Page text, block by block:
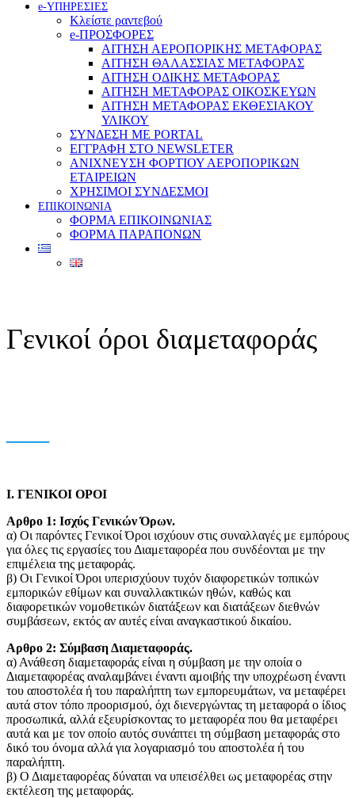
e-ΥΠΗΡΕΣΙΕΣ
Κλείστε ραντεβού
e-ΠΡΟΣΦΟΡΕΣ
ΑΙΤΗΣΗ ΑΕΡΟΠΟΡΙΚΗΣ ΜΕΤΑΦΟΡΑΣ
ΑΙΤΗΣΗ ΘΑΛΑΣΣΙΑΣ ΜΕΤΑΦΟΡΑΣ
ΑΙΤΗΣΗ ΟΔΙΚΗΣ ΜΕΤΑΦΟΡΑΣ
ΑΙΤΗΣΗ ΜΕΤΑΦΟΡΑΣ ΟΙΚΟΣΚΕΥΩΝ
ΑΙΤΗΣΗ ΜΕΤΑΦΟΡΑΣ ΕΚΘΕΣΙΑΚΟΥ
ΥΛΙΚΟΥ
ΣΥΝΔΕΣΗ ΜΕ PORTAL
ΕΓΓΡΑΦΗ ΣΤΟ NEWSLETER
ΑΝΙΧΝΕΥΣΗ ΦΟΡΤΙΟΥ ΑΕΡΟΠΟΡΙΚΩΝ
ΕΤΑΙΡΕΙΩΝ
ΧΡΗΣΙΜΟΙ ΣΥΝΔΕΣΜΟΙ
ΕΠΙΚΟΙΝΩΝΙΑ
ΦΟΡΜΑ ΕΠΙΚΟΙΝΩΝΙΑΣ
ΦΟΡΜΑ ΠΑΡΑΠΟΝΩΝ
Γενικοί όροι διαμεταφοράς
I. ΓENIKOI ΟΡΟΙ
Aρθρο 1: Ισχύς Γενικών Όρων.
α) Οι παρόντες Γενικοί Όροι ισχύουν στις συναλλαγές με εμπόρους
για όλες τις εργασίες του Διαμεταφορέα που συνδέονται με την
επιμέλεια της μεταφοράς.
β) Οι Γενικοί Όροι υπερισχύουν τυχόν διαφορετικών τοπικών
εμπορικών εθίμων και συναλλακτικών ηθών, καθώς και
διαφορετικών νομοθετικών διατάξεων και διατάξεων διεθνών
συμβάσεων, εκτός αν αυτές είναι αναγκαστικού δικαίου.
Aρθρο 2: Σύμβαση Διαμεταφοράς.
α) Ανάθεση διαμεταφοράς είναι η σύμβαση με την οποία ο
Διαμεταφορέας αναλαμβάνει έναντι αμοιβής την υποχρέωση έναντι
του αποστολέα ή του παραλήπτη των εμπορευμάτων, να μεταφέρει
αυτά στον τόπο προορισμού, όχι διενεργώντας τη μεταφορά ο ίδιος
προσωπικά, αλλά εξευρίσκοντας το μεταφορέα που θα μεταφέρει
αυτά και με τον οποίο αυτός συνάπτει τη σύμβαση μεταφοράς στο
δικό του όνομα αλλά για λογαριασμό του αποστολέα ή του
παραλήπτη.
β) Ο Διαμεταφορέας δύναται να υπεισέλθει ως μεταφορέας στην
εκτέλεση της μεταφοράς.